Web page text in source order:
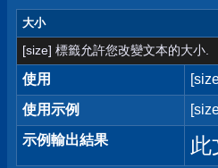
大小
[size] 標籤允許您改變文本的大小.
使用
使用示例
示例輸出結果
此